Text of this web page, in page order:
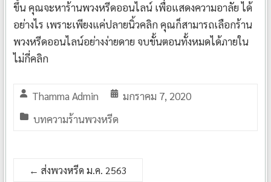
ขึ้น คุณจะหาร้านพวงหรีดออนไลน์ เพื่อแสดงความอาลัย ได้
อย่างไร เพราะเพียงแค่ปลายนิ้วคลิก คุณก็สามารถเลือกร้าน
พวงหรีดออนไลน์อย่างง่ายดาย จบขั้นตอนทั้งหมดได้ภายใน
ไม่กี่คลิก
Thamma Admin
มกราคม 7, 2020
บทความร้านพวงหรีด
← ส่งพวงหรีด ม.ค. 2563